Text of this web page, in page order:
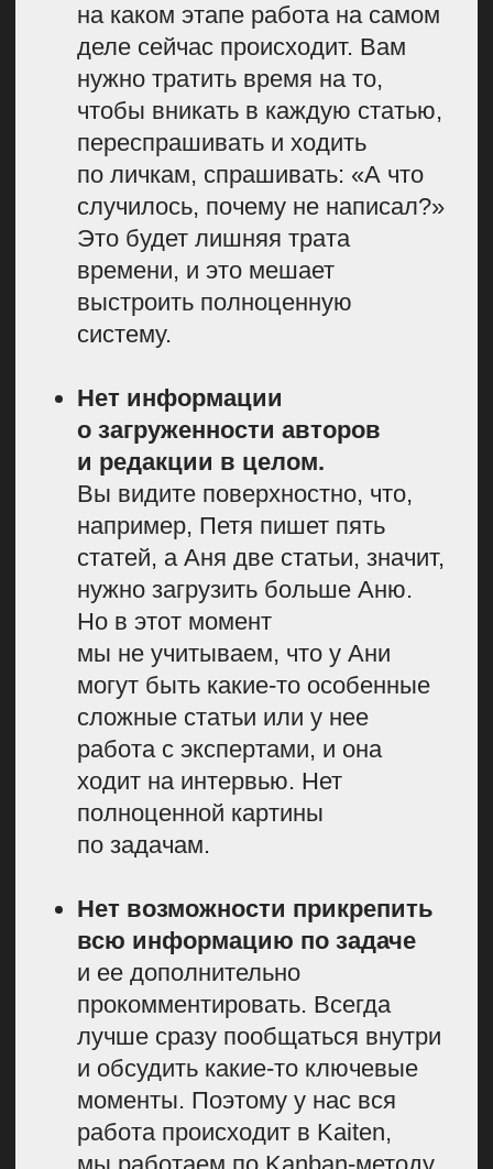
в Телеграм, искать контакт,
вводить человека в контекст — это
очень удобно.
листы. Это очень удобно, если
мы говорим про дизайн или про
что задача не двигается, пока чек-
лист не выполнен. Например, если
карточку невозможно будет
перевести дальше по этапу. Такая
опция позволяет качественно
выстраивать и поддерживать
систему: минимум
микроменеджмента, и при этом
ничего не ломается, процессы
настроены, команда работает
самостоятельно.
при планировании
Чтобы контент-система в В2 В
была устойчивой, нужно
планировать непредвиденное.
В каждом месячном плане у нас
есть слоты — резервные места
для материалов-пустышек.
Например, нам нужно написать 20
статей. Мы берем все эти 20
статей, составляем свой большой
контент-план.